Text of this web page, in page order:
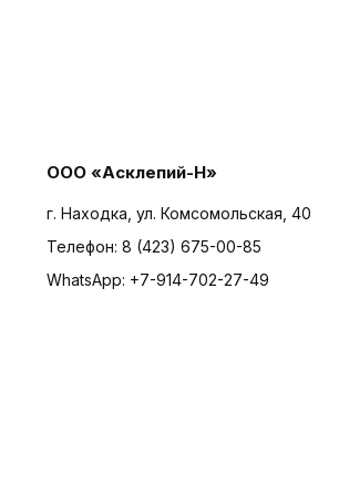
ООО «Асклепий-Н»
г. Находка, ул. Комсомольская, 40
Телефон: 8 (423) 675-00-85
WhatsApp: +7-914-702-27-49